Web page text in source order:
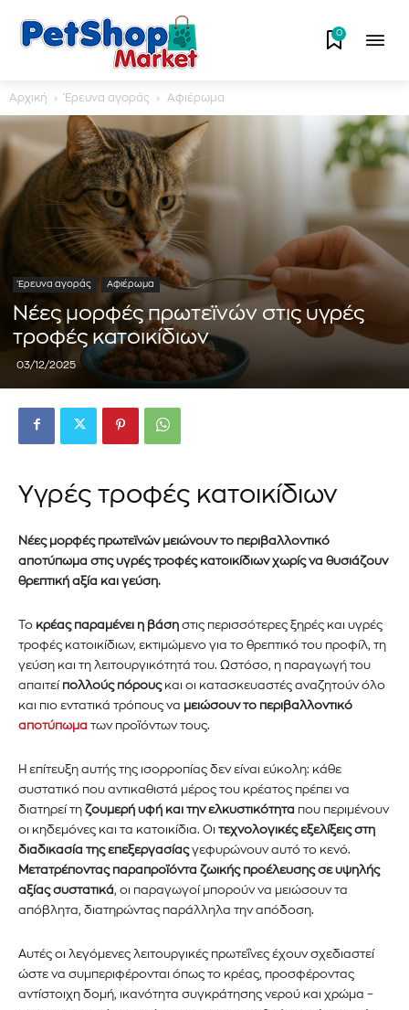
0
Αρχική Έρευνα αγοράς Αφιέρωμα
Έρευνα αγοράς Αφιέρωμα
Νέες μορφές πρωτεϊνών στις υγρές
τροφές κατοικίδιων
03/12/2025
Υγρές τροφές κατοικίδιων
Νέες μορφές πρωτεϊνών μειώνουν το περιβαλλοντικό
αποτύπωμα στις υγρές τροφές κατοικίδιων χωρίς να θυσιάζουν
θρεπτική αξία και γεύση.
Το κρέας παραμένει η βάση στις περισσότερες ξηρές και υγρές
τροφές κατοικίδιων, εκτιμώμενο για το θρεπτικό του προφίλ, τη
γεύση και τη λειτουργικότητά του. Ωστόσο, η παραγωγή του
απαιτεί πολλούς πόρουςκαι οι κατασκευαστές αναζητούν όλο
και πιο εντατικά τρόπους να μειώσουν το περιβαλλοντικό
αποτύπωμα των προϊόντων τους.
Η επίτευξη αυτής της ισορροπίας δεν είναι εύκολη: κάθε
συστατικό που αντικαθιστά μέρος του κρέατος πρέπει να
διατηρεί τη ζουμερή υφή και την ελκυστικότητα που περιμένουν
οι κηδεμόνες και τα κατοικίδια. Οι τεχνολογικές εξελίξεις στη
διαδικασία της επεξεργασίαςγεφυρώνουν αυτό το κενό.
Μετατρέποντας παραπροϊόντα ζωικής προέλευσης σε υψηλής
αξίας συστατικά, οι παραγωγοί μπορούν να μειώσουν τα
απόβλητα, διατηρώντας παράλληλα την απόδοση.
Αυτές οι λεγόμενες λειτουργικές πρωτεΐνες έχουν σχεδιαστεί
ώστε να συμπεριφέρονται όπως το κρέας, προσφέροντας
αντίστοιχη δομή, ικανότητα συγκράτησης νερού και χρώμα –